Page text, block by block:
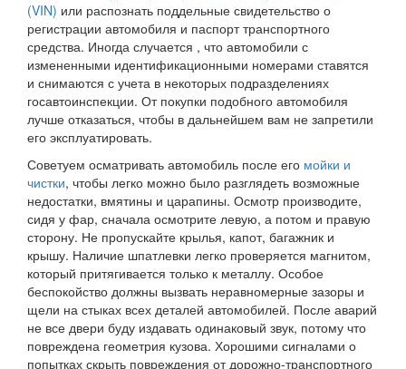
(VIN) или распознать поддельные свидетельство о
регистрации автомобиля и паспорт транспортного
средства. Иногда случается , что автомобили с
измененными идентификационными номерами ставятся
и снимаются с учета в некоторых подразделениях
госавтоинспекции. От покупки подобного автомобиля
лучше отказаться, чтобы в дальнейшем вам не запретили
его эксплуатировать.
Советуем осматривать автомобиль после его мойки и
чистки, чтобы легко можно было разглядеть возможные
недостатки, вмятины и царапины. Осмотр производите,
сидя у фар, сначала осмотрите левую, а потом и правую
сторону. Не пропускайте крылья, капот, багажник и
крышу. Наличие шпатлевки легко проверяется магнитом,
который притягивается только к металлу. Особое
беспокойство должны вызвать неравномерные зазоры и
щели на стыках всех деталей автомобилей. После аварий
не все двери буду издавать одинаковый звук, потому что
повреждена геометрия кузова. Хорошими сигналами о
попытках скрыть повреждения от дорожно-транспортного